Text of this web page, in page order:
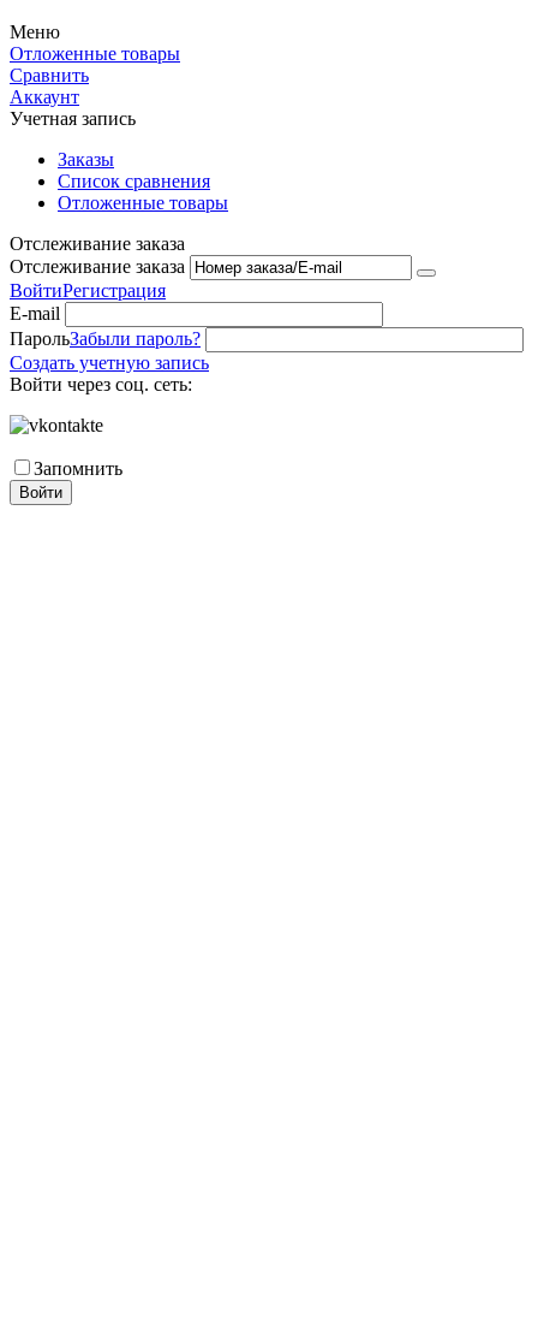
Меню
Отложенные товары
Сравнить
Аккаунт
Учетная запись
Заказы
Список сравнения
Отложенные товары
Отслеживание заказа
Отслеживание заказа
ВойтиРегистрация
E-mail
ПарольЗабыли пароль?
Создать учетную запись
Войти через соц. сеть:
Запомнить
Войти